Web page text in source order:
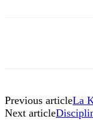
Previous articleLa
Next article